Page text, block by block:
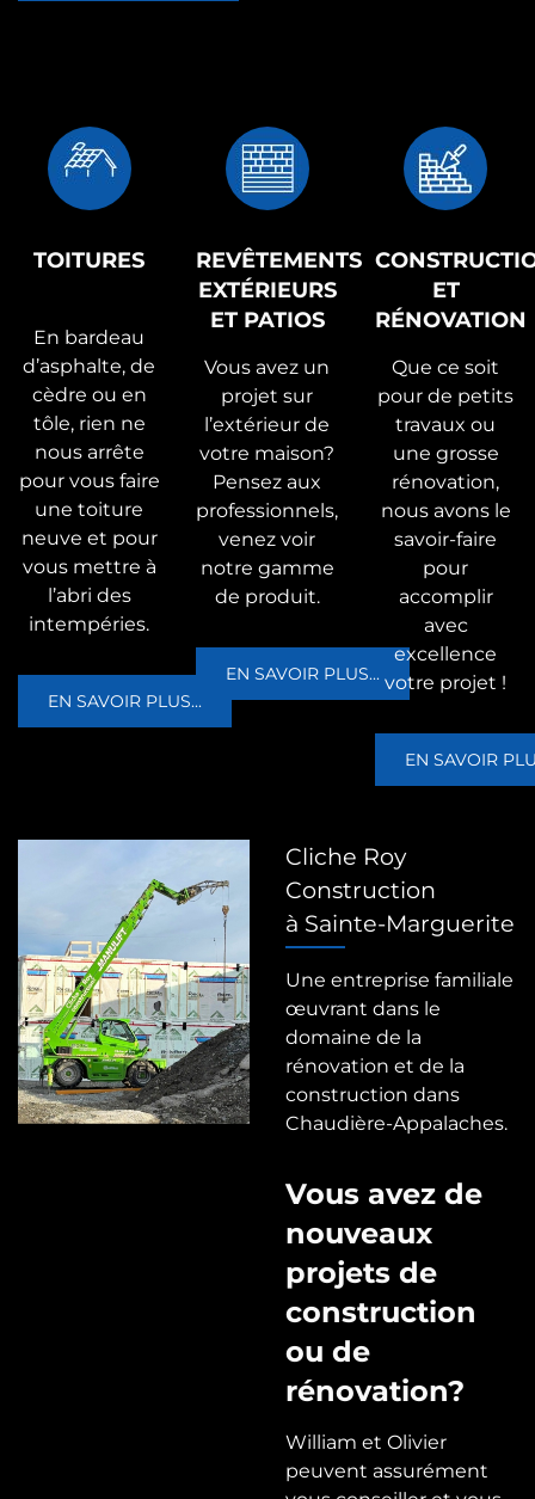
TOITURES
En bardeau
d’asphalte, de
cèdre ou en
tôle, rien ne
nous arrête
pour vous faire
une toiture
neuve et pour
vous mettre à
l’abri des
intempéries.
EN SAVOIR PLUS...
REVÊTEMENTS
EXTÉRIEURS
ET PATIOS
Vous avez un
projet sur
l’extérieur de
votre maison?
Pensez aux
professionnels,
venez voir
notre gamme
de produit.
EN SAVOIR PLUS...
ET
RÉNOVATION
Que ce soit
pour de petits
travaux ou
une grosse
rénovation,
nous avons le
savoir-faire
pour
accomplir
avec
excellence
votre projet !
EN SAVOIR
Cliche Roy
Construction
à Sainte-Marguerite
Une entreprise familiale
œuvrant dans le
domaine de la
rénovation et de la
construction dans
Chaudière-Appalaches.
Vous avez de
nouveaux
projets de
construction
ou de
rénovation?
William et Olivier
peuvent assurément